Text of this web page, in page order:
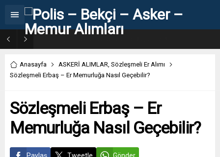
Anasayfa ASKERİ ALIMLAR, Sözleşmeli Er Alımı
Sözleşmeli Erbaş – Er Memurluğa Nasıl Geçebilir?
Sözleşmeli Erbaş – Er
Memurluğa Nasıl Geçebilir?